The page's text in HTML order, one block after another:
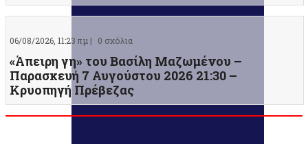
06/08/2026, 11:23 πμ | 0 σχόλια
«Άπειρη γη» του Βασίλη Μαζωμένου –
Παρασκευή 7 Αυγούστου 2026 21:30 –
Κρυοπηγή Πρέβεζας